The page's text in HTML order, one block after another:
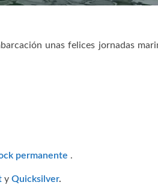
unas felices jornadas
permanente .
y Quicksilver.